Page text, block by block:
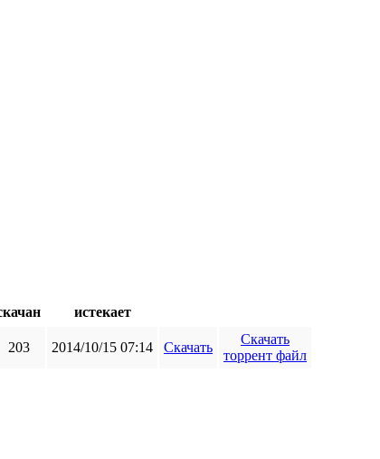
истекает
203 2014/10/15 07:14 Скачать
Скачать
торрент файл